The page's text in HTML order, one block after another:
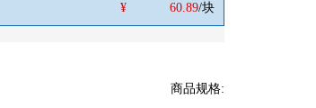
¥
60.89/块
商品规格: